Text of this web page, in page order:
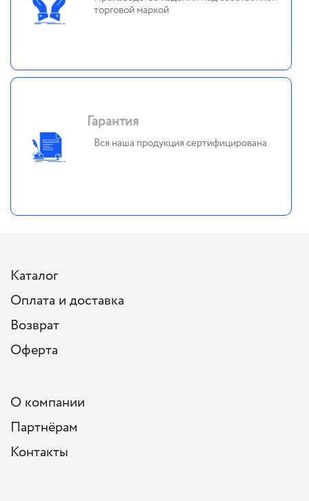
торговой маркой
Гарантия
Вся наша продукция сертифицирована
Каталог
Оплата и доставка
Возврат
Оферта
О компании
Партнёрам
Контакты